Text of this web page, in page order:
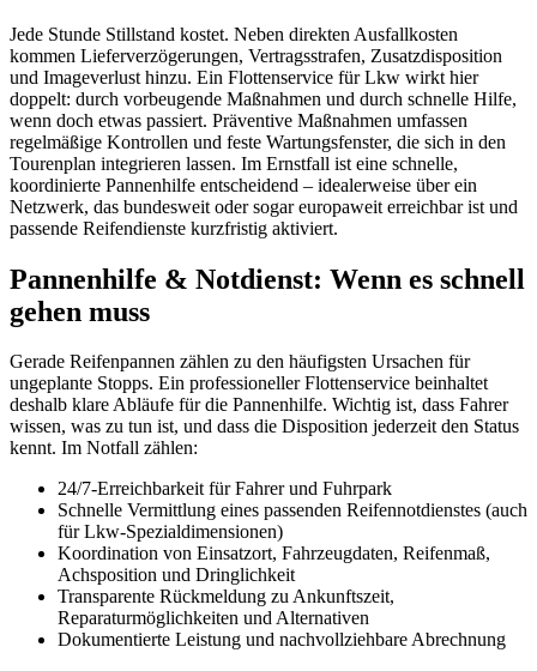
Jede Stunde Stillstand kostet. Neben direkten Ausfallkosten
kommen Lieferverzögerungen, Vertragsstrafen, Zusatzdisposition
und Imageverlust hinzu. Ein Flottenservice für Lkw wirkt hier
doppelt: durch vorbeugende Maßnahmen und durch schnelle Hilfe,
wenn doch etwas passiert. Präventive Maßnahmen umfassen
regelmäßige Kontrollen und feste Wartungsfenster, die sich in den
Tourenplan integrieren lassen. Im Ernstfall ist eine schnelle,
koordinierte Pannenhilfe entscheidend – idealerweise über ein
Netzwerk, das bundesweit oder sogar europaweit erreichbar ist und
passende Reifendienste kurzfristig aktiviert.
Pannenhilfe & Notdienst: Wenn es schnell
gehen muss
Gerade Reifenpannen zählen zu den häufigsten Ursachen für
ungeplante Stopps. Ein professioneller Flottenservice beinhaltet
deshalb klare Abläufe für die Pannenhilfe. Wichtig ist, dass Fahrer
wissen, was zu tun ist, und dass die Disposition jederzeit den Status
kennt. Im Notfall zählen:
24/7-Erreichbarkeit für Fahrer und Fuhrpark
Schnelle Vermittlung eines passenden Reifennotdienstes (auch
für Lkw-Spezialdimensionen)
Koordination von Einsatzort, Fahrzeugdaten, Reifenmaß,
Achsposition und Dringlichkeit
Transparente Rückmeldung zu Ankunftszeit,
Reparaturmöglichkeiten und Alternativen
Dokumentierte Leistung und nachvollziehbare Abrechnung